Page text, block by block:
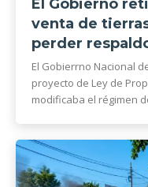
El Gobierno
venta de
perder
El Gobierrno Nacional
proyecto de Ley de
modificaba el régimen